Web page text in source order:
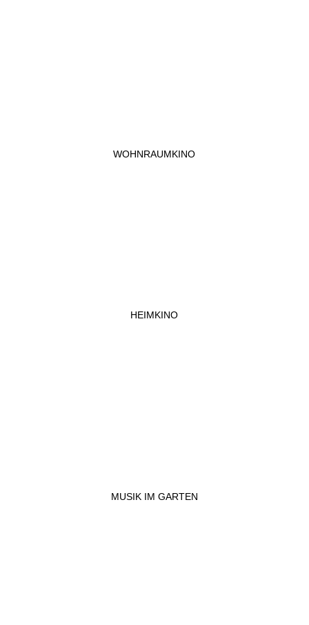
WOHNRAUMKINO
HEIMKINO
MUSIK IM GARTEN